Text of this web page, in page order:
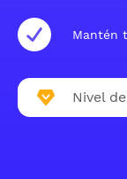
Mantén
Nivel